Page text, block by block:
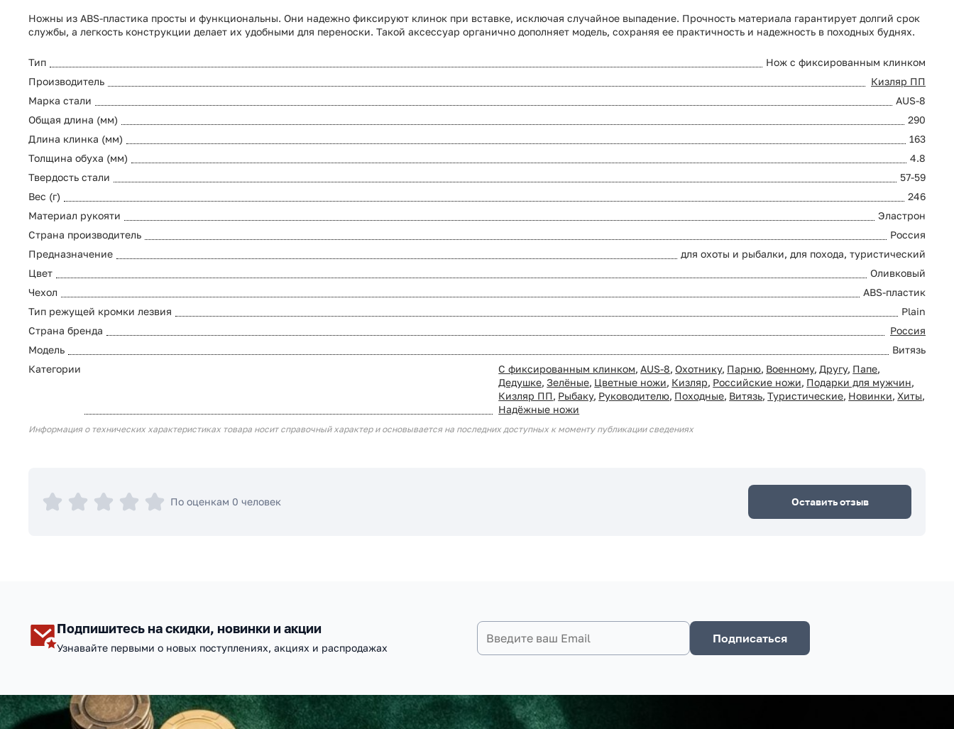
Ножны из ABS‑пластика просты и функциональны. Они надежно фиксируют клинок при вставке, исключая случайное выпадение. Прочность материала гарантирует долгий срок
службы, а легкость конструкции делает их удобными для переноски. Такой аксессуар органично дополняет модель, сохраняя ее практичность и надежность в походных буднях.
Тип
Нож с фиксированным клинком
Производитель
Кизляр ПП
Марка стали
AUS-8
Общая длина (мм)
290
Длина клинка (мм)
163
Толщина обуха (мм)
4.8
Твердость стали
57-59
Вес (г)
246
Материал рукояти
Эластрон
Страна производитель
Россия
Предназначение
для охоты и рыбалки, для похода, туристический
Цвет
Оливковый
Чехол
ABS-пластик
Тип режущей кромки лезвия
Plain
Страна бренда
Россия
Модель
Витязь
Категории
С фиксированным клинком, AUS-8, Охотнику, Парню, Военному, Другу, Папе,
Дедушке, Зелёные, Цветные ножи, Кизляр, Российские ножи, Подарки для мужчин,
Кизляр ПП, Рыбаку, Руководителю, Походные, Витязь, Туристические, Новинки, Хиты,
Надёжные ножи
Информация о технических характеристиках товара носит справочный характер и основывается на последних доступных к моменту публикации сведениях
По оценкам 0 человек Оставить отзыв
Подпишитесь на скидки, новинки и акции
Узнавайте первыми о новых поступлениях, акциях и распродажах
Подписаться